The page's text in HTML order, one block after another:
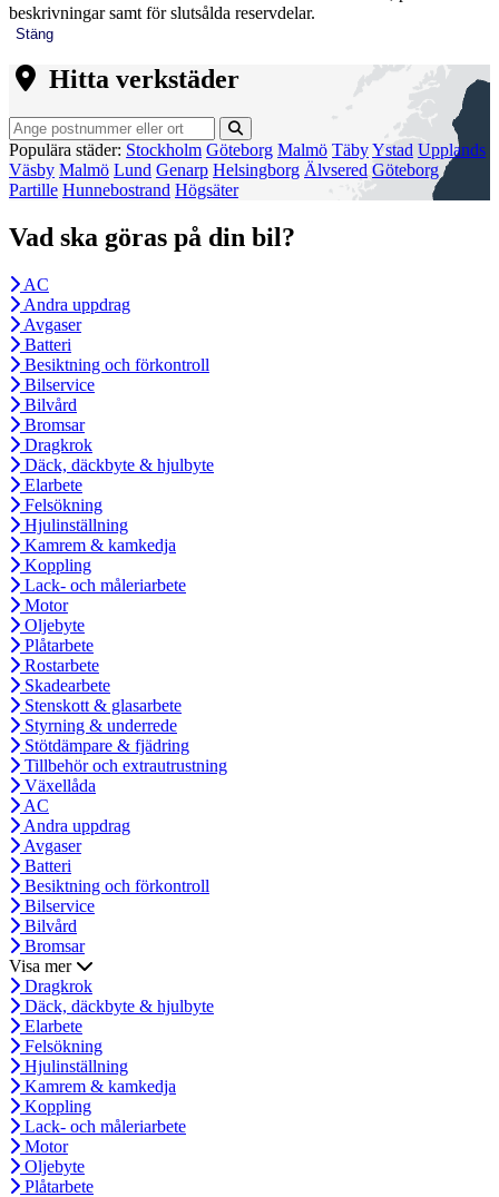
beskrivningar samt för slutsålda reservdelar.
Stäng
Hitta verkstäder
Populära städer: Stockholm Göteborg Malmö TäbyYstad Upplands
Väsby Malmö Lund Genarp Helsingborg Älvsered Göteborg
Partille Hunnebostrand Högsäter
Vad ska göras på din bil?
AC
Andra uppdrag
Avgaser
Batteri
Besiktning och förkontroll
Bilservice
Bilvård
Bromsar
Dragkrok
Däck, däckbyte & hjulbyte
Elarbete
Felsökning
Hjulinställning
Kamrem & kamkedja
Koppling
Lack- och måleriarbete
Motor
Oljebyte
Plåtarbete
Rostarbete
Skadearbete
Stenskott & glasarbete
Styrning & underrede
Stötdämpare & fjädring
Tillbehör och extrautrustning
Växellåda
AC
Andra uppdrag
Avgaser
Batteri
Besiktning och förkontroll
Bilservice
Bilvård
Bromsar
Visa mer
Dragkrok
Däck, däckbyte & hjulbyte
Elarbete
Felsökning
Hjulinställning
Kamrem & kamkedja
Koppling
Lack- och måleriarbete
Motor
Oljebyte
Plåtarbete